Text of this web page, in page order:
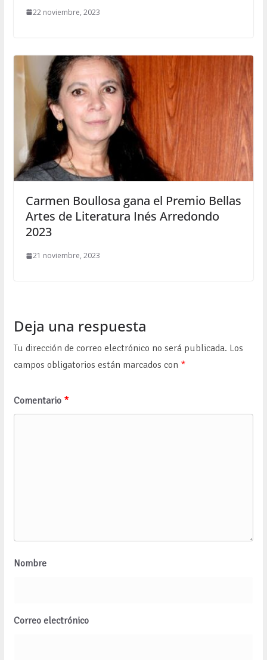
22 noviembre, 2023
Carmen Boullosa gana el Premio Bellas
Artes de Literatura Inés Arredondo
2023
21 noviembre, 2023
Deja una respuesta
Tu dirección de correo electrónico no será publicada. Los
campos obligatorios están marcados con *
Comentario *
Nombre
Correo electrónico